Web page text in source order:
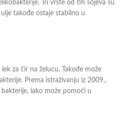
Tri vrste od tih sojeva su
takođe ostaje stabilno u
za čir na želucu. Takođe može
Prema istraživanju iz 2009.,
iako može pomoći u